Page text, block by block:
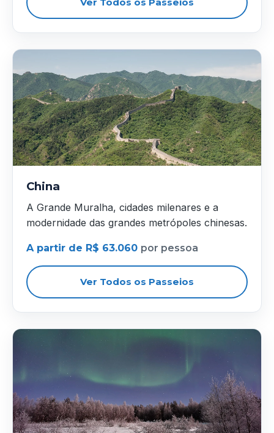
China
A Grande Muralha, cidades milenares e a
modernidade das grandes metrópoles chinesas.
A partir de R$ 63.060 por pessoa
Ver Todos os Passeios